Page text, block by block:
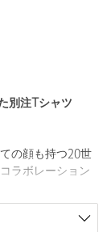
別注Tシャツ
の顔も持つ20世
ラボレーション
。
ィリアム・クラ